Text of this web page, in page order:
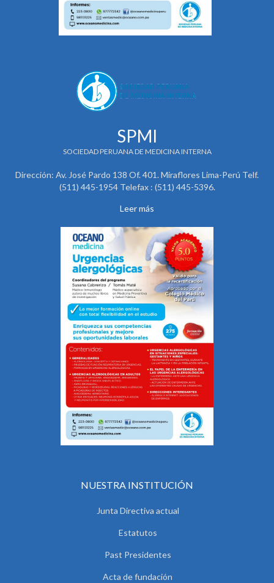
SPMI
SOCIEDAD PERUANA DE MEDICINA INTERNA
Dirección: Av. José Pardo 138 Of. 401. Miraflores Lima-Perú Telf.
(511) 445-1954 Telefax : (511) 445-5396.
Leer más
NUESTRA INSTITUCIÓN
Junta Directiva actual
Estatutos
Past Presidentes
Acta de fundación